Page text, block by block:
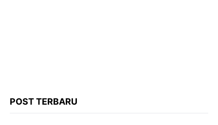
POST TERBARU